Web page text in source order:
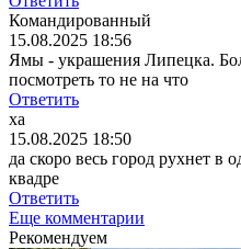
Командированный
15.08.2025 18:56
Ямы - украшения Липецка.
посмотреть то не на что
Ответить
ха
15.08.2025 18:50
да скоро весь город рухнет в
квадре
Ответить
Еще комментарии
Рекомендуем